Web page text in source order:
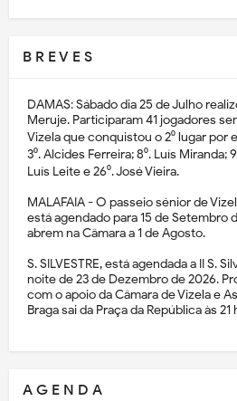
B R E V E S
DAMAS: Sábado dia 25 de Julho
Meruje. Participaram 41 jogadores
Vizela que conquistou o 2⁰ lugar por
3⁰. Alcides Ferreira; 8⁰. Luís Miranda;
Luís Leite e 26⁰. José Vieira.
MALAFAIA - O passeio sénior de
está agendado para 15 de Setembro
abrem na Câmara a 1 de Agosto.
S. SILVESTRE, está agendada a II S.
noite de 23 de Dezembro de 2026.
com o apoio da Câmara de Vizela e
Braga sai da Praça da República às 21
A G E N D A